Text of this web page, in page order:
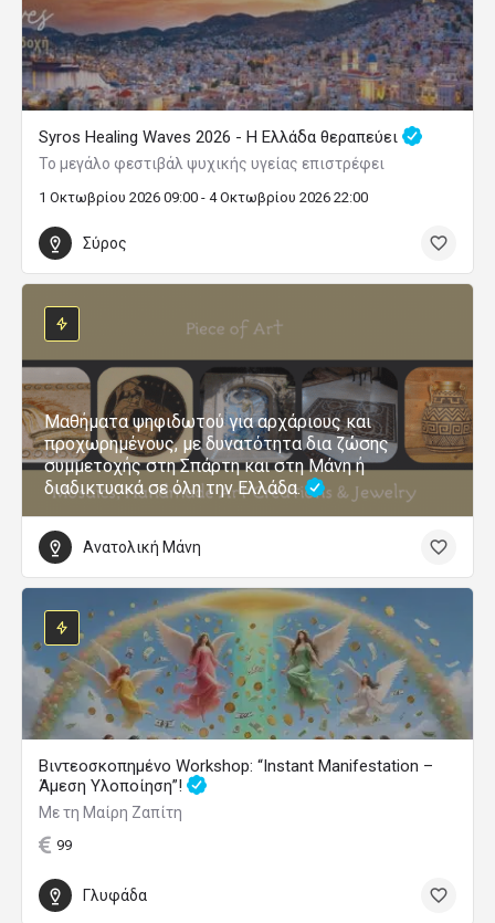
Syros Healing Waves 2026 - Η Ελλάδα θεραπεύει
Το μεγάλο φεστιβάλ ψυχικής υγείας επιστρέφει
1 Οκτωβρίου 2026 09:00 - 4 Οκτωβρίου 2026 22:00
Σύρος
Μαθήματα ψηφιδωτού για αρχάριους και
προχωρημένους, με δυνατότητα δια ζώσης
συμμετοχής στη Σπάρτη και στη Μάνη ή
διαδικτυακά σε όλη την Ελλάδα.
Ανατολική Μάνη
Βιντεοσκοπημένο Workshop: “Instant Manifestation –
Άμεση Υλοποίηση”!
Με τη Μαίρη Ζαπίτη
99
Γλυφάδα